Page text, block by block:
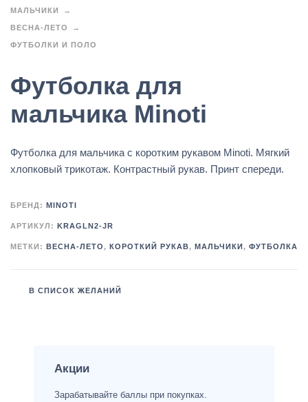
МАЛЬЧИКИ
ВЕСНА-ЛЕТО
ФУТБОЛКИ И ПОЛО
Футболка для
мальчика Minoti
Футболка для мальчика с коротким рукавом Minoti. Мягкий
хлопковый трикотаж. Контрастный рукав. Принт спереди.
БРЕНД: MINOTI
АРТИКУЛ: KRAGLN2-JR
МЕТКИ: ВЕСНА-ЛЕТО, КОРОТКИЙ РУКАВ, МАЛЬЧИКИ , ФУТБОЛКА
В СПИСОК ЖЕЛАНИЙ
Акции
Зарабатывайте баллы при покупках.